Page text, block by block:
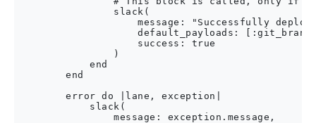
                slack(
message: "Successfully
default_payloads:
                    success: true
                )
            end
        end
        error do |lane, exception|
            slack(
                message: exception.message,